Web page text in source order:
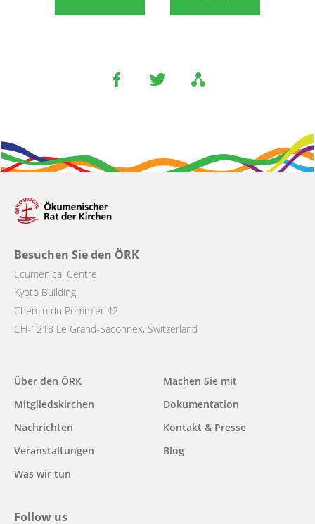
Besuchen Sie den ÖRK
Ecumenical Centre
Kyoto Building
Chemin du Pommier 42
CH-1218 Le Grand-Saconnex, Switzerland
navigation
Über den ÖRK
Mitgliedskirchen
Nachrichten
Veranstaltungen
Was wir tun
Machen Sie mit
Dokumentation
Kontakt & Presse
Blog
Follow us